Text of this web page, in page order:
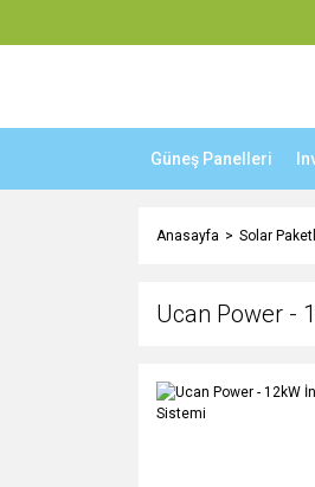
Güneş Panelleri
Anasayfa Solar
Ucan Power -